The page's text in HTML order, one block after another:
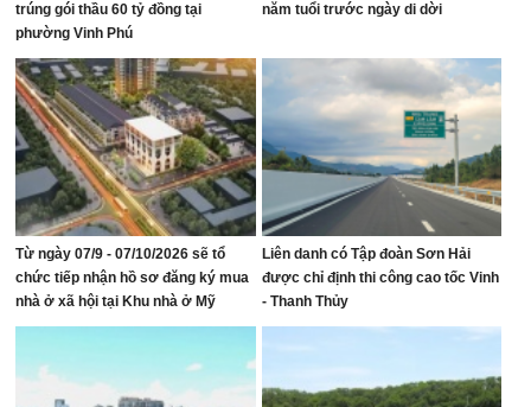
trúng gói thầu 60 tỷ đồng tại
phường Vinh Phú
năm tuổi trước ngày di dời
Từ ngày 07/9 - 07/10/2026 sẽ tổ
chức tiếp nhận hồ sơ đăng ký mua
nhà ở xã hội tại Khu nhà ở Mỹ
Thượng, phường Vinh Lộc
Liên danh có Tập đoàn Sơn Hải
được chỉ định thi công cao tốc Vinh
- Thanh Thủy